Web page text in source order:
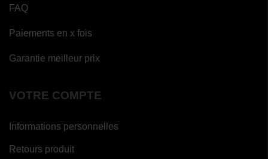
FAQ
Paiements en x fois
Garantie meilleur prix
VOTRE COMPTE
Informations personnelles
Retours produit